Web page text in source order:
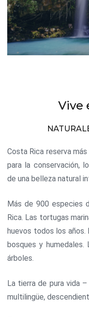
Vive
Costa Rica reserva
para la conservación,
de una belleza natural
Más de 900 especies
Rica. Las tortugas
huevos todos los años.
bosques y
árboles.
La tierra de pura vida
multilingüe,